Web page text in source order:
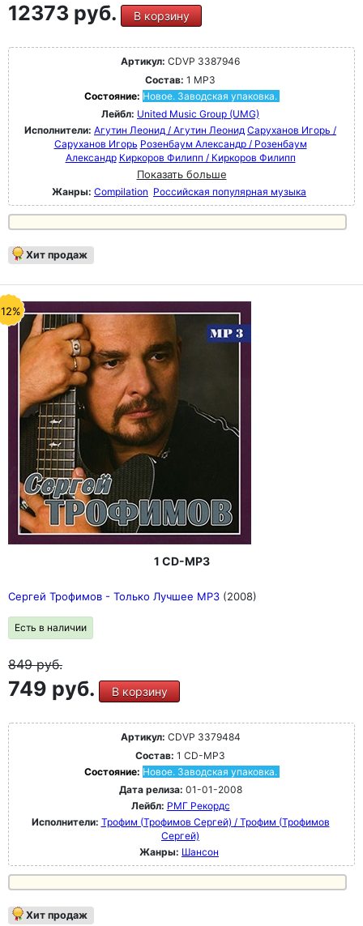
12373 руб. В корзину
Артикул: CDVP 3387946
Состав: 1 MP3
Состояние: Новое. Заводская упаковка.
Лейбл: United Music Group (UMG)
Исполнители: Агутин Леонид / Агутин Леонид Саруханов Игорь /
Саруханов Игорь Розенбаум Александр / Розенбаум
Александр Киркоров Филипп / Киркоров Филипп
Показать больше
Жанры: Compilation Российская популярная музыка
Хит продаж
1 CD-MP3
Сергей Трофимов - Только Лучшее MP3 (2008)
Есть в наличии
849руб.
749 руб. В корзину
Артикул: CDVP 3379484
Состав: 1 CD-MP3
Состояние: Новое. Заводская упаковка.
Дата релиза: 01-01-2008
Лейбл: РМГ Рекордс
Исполнители: Трофим (Трофимов Сергей) / Трофим (Трофимов
Сергей)
Жанры: Шансон
Хит продаж